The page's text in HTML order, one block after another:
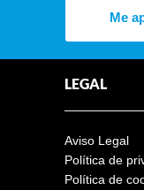
Me
LEGAL
Aviso Legal
Política de
Política de